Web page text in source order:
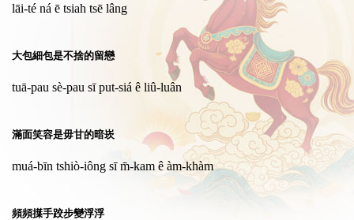
lāi-té ná ē tsiah tsē lâng
大包細包是不捨的留戀
tuā-pau sè-pau sī put-siá ê liû-luân
滿面笑容是毋甘的暗崁
muá-bīn tshiò-iông sī m̄-kam ê àm-khàm
頻頻擛手跤步變浮浮